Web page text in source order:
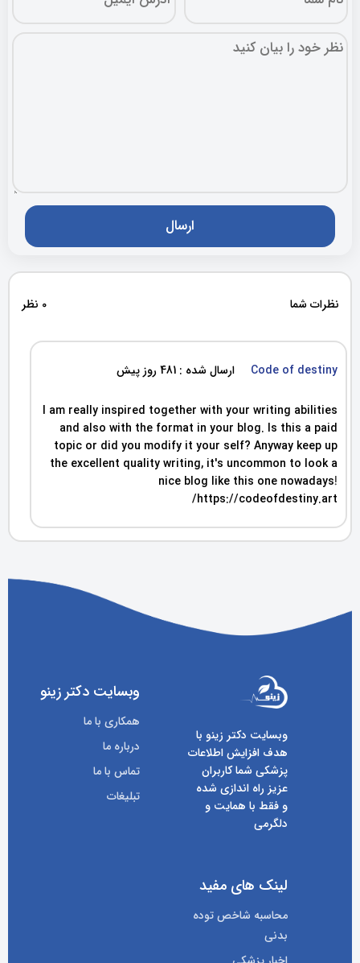
نظرات شما 0 نظر
Code of destiny ارسال شده : 481 روز پیش
I am really inspired together with your writing abilities
and also with the format in your blog. Is this a paid
topic or did you modify it your self? Anyway keep up
the excellent quality writing, it's uncommon to look a
nice blog like this one nowadays!
https://codeofdestiny.art/
وبسایت دکتر زینو با
هدف افزایش اطلاعات
پزشکی شما کاربران
عزیز راه اندازی شده
و فقط با همایت و
دلگرمی
وبسایت دکتر زینو
همکاری با ما
درباره ما
تماس با ما
تبلیغات
لینک های مفید
محاسبه شاخص توده
بدنی